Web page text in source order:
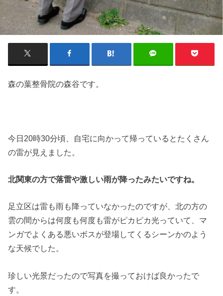
森の葉整骨院の森谷です。
今日20時30分頃、自宅に向かって帰っているとたくさん
の雷が見えました。
北関東の方で落雷や激しい雨が降ったみたいですね。
足立区は雷も雨も降っていなかったのですが、北の方の
雲の間からは何度も何度も雷がピカピカ光っていて、マ
ンガでよくある悪いボスが登場してくるシーンかのよう
な天候でした。
珍しい光景だったので写真を撮っておけば良かったで
す。